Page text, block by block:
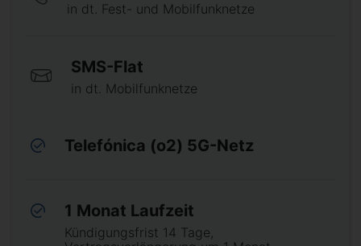
in dt. Fest- und Mobilfunknetze
SMS-Flat
in dt. Mobilfunknetze
Telefónica (o2) 5G-Netz
1 Monat Laufzeit
Kündigungsfrist 14 Tage,